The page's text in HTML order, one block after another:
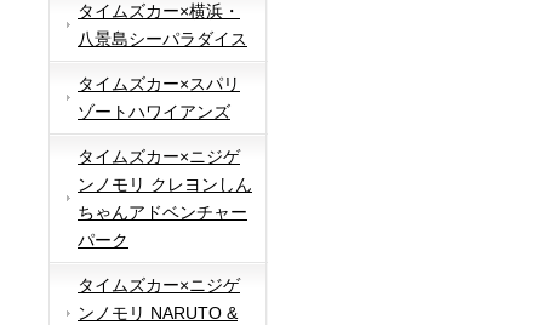
タイムズカー×横浜・
八景島シーパラダイス
タイムズカー×スパリ
ゾートハワイアンズ
タイムズカー×ニジゲ
ンノモリ クレヨンしん
ちゃんアドベンチャー
パーク
タイムズカー×ニジゲ
ンノモリ NARUTO &